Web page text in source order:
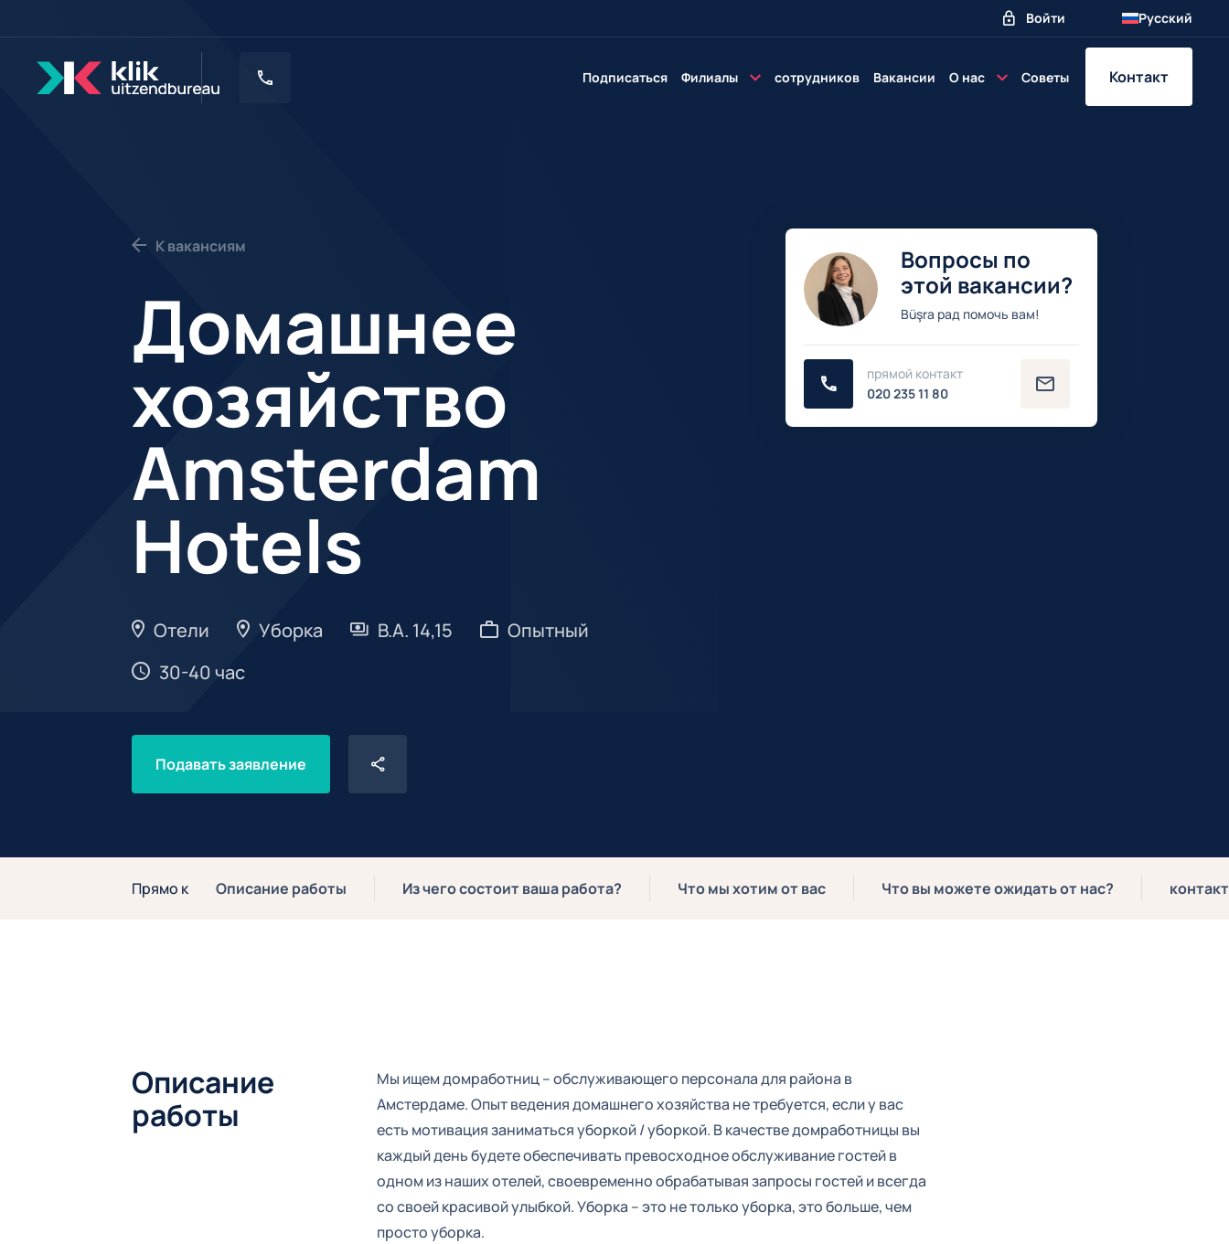
Войти Русский
Подписаться Филиалы сотрудников Вакансии О нас Советы Контакт
К вакансиям
Домашнее
хозяйство
Amsterdam
Hotels
Отели Уборка В.А. 14,15
Опытный
30-40 час
Подавать заявление
Вопросы по
этой вакансии?
Büşra рад помочь вам!
прямой контакт
020 235 11 80
Прямо к Описание работы Из чего состоит ваша работа? Что мы хотим от вас Что вы можете ожидать от нас? контакт
Описание
работы
Мы ищем домработниц – обслуживающего персонала для района в
Амстердаме. Опыт ведения домашнего хозяйства не требуется, если у вас
есть мотивация заниматься уборкой / уборкой. В качестве домработницы вы
каждый день будете обеспечивать превосходное обслуживание гостей в
одном из наших отелей, своевременно обрабатывая запросы гостей и всегда
со своей красивой улыбкой. Уборка – это не только уборка, это больше, чем
просто уборка.